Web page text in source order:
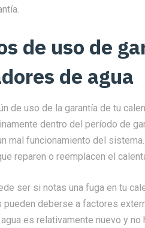
de uso de
de agua
de uso de la garantía de tu
dentro del período de
mal funcionamiento del
reparen o reemplacen el
ser si notas una fuga en tu
pueden deberse a factores
es relativamente nuevo y